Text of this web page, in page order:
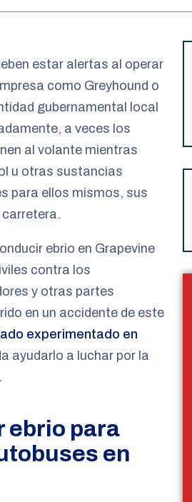
estar alertas al operar
como Greyhound o
gubernamental local
a veces los
al volante mientras
u otras sustancias
para ellos mismos, sus
ebrio en Grapevine
contra los
y otras partes
en un accidente de este
experimentado en
ayudarlo a luchar por la
ebrio para
en